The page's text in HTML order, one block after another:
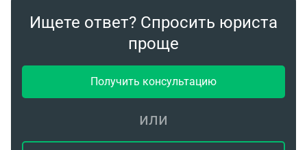
обнаружили...
Ищете ответ? Спросить юриста
проще
Получить консультацию
или